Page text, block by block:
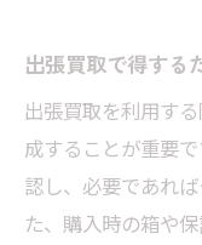
出張買取で得する
出張買取を利用す
成することが重要
認し、必要であれ
た、購入時の箱や